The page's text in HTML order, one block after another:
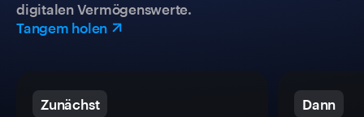
digitalen Vermögenswerte.
Tangem holen
Zunächst Dann